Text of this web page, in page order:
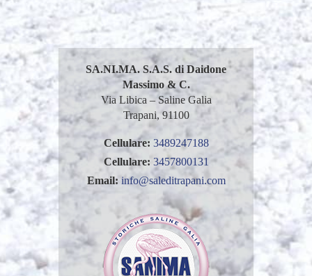
SA.NI.MA. S.A.S. di Daidone
Massimo & C.
Via Libica – Saline Galia
Trapani, 91100
Cellulare: 3489247188
Cellulare: 3457800131
Email: info@saleditrapani.com